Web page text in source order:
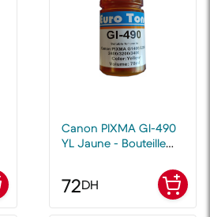
Canon PIXMA Gl-490
YL Jaune - Bouteille
72DH